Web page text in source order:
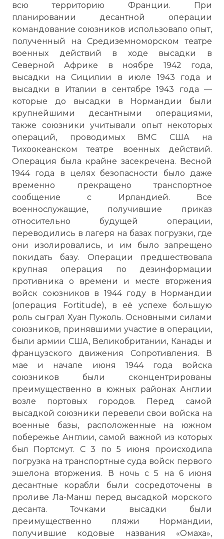
всю территорию Франции. При
планировании десантной операции
командование союзников использовало опыт,
полученный на Средиземноморском театре
военных действий в ходе высадки в
Северной Африке в ноябре 1942 года,
высадки на Сицилии в июле 1943 года и
высадки в Италии в сентябре 1943 года —
которые до высадки в Нормандии были
крупнейшими десантными операциями,
также союзники учитывали опыт некоторых
операций, проводимых ВМС США на
Тихоокеанском театре военных действий.
Операция была крайне засекречена. Весной
1944 года в целях безопасности было даже
временно прекращено транспортное
сообщение с Ирландией. Все
военнослужащие, получившие приказ
относительно будущей операции,
переводились в лагеря на базах погрузки, где
они изолировались, и им было запрещено
покидать базу. Операции предшествовала
крупная операция по дезинформации
противника о времени и месте вторжения
войск союзников в 1944 году в Нормандии
(операция Fortitude), в её успехе большую
роль сыграл Хуан Пужоль. Основными силами
союзников, принявшими участие в операции,
были армии США, Великобритании, Канады и
французского движения Сопротивления. В
мае и начале июня 1944 года войска
союзников были сконцентрированы
преимущественно в южных районах Англии
возле портовых городов. Перед самой
высадкой союзники перевели свои войска на
военные базы, расположенные на южном
побережье Англии, самой важной из которых
был Портсмут. С 3 по 5 июня происходила
погрузка на транспортные суда войск первого
эшелона вторжения. В ночь с 5 на 6 июня
десантные корабли были сосредоточены в
проливе Ла-Манш перед высадкой морского
десанта. Точками высадки были
преимущественно пляжи Нормандии,
получившие кодовые названия «Омаха»,